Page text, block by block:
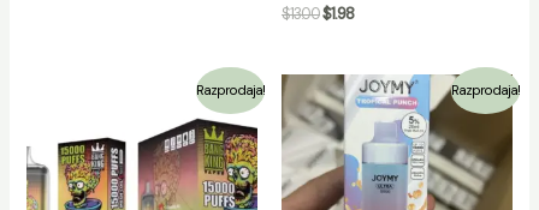
$13.00$1.98
Razprodaja! Razprodaja!